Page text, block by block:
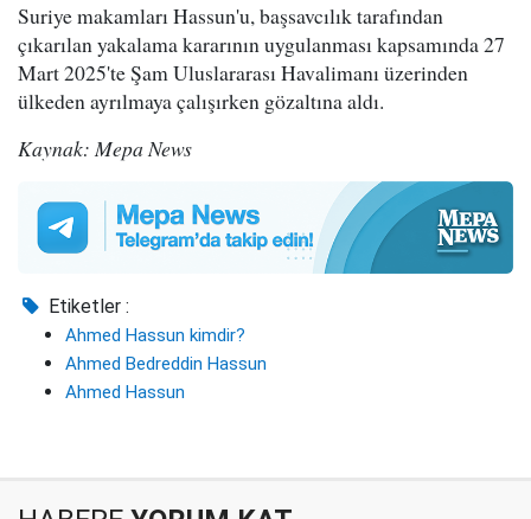
Suriye makamları Hassun'u, başsavcılık tarafından
çıkarılan yakalama kararının uygulanması kapsamında 27
Mart 2025'te Şam Uluslararası Havalimanı üzerinden
ülkeden ayrılmaya çalışırken gözaltına aldı.
Kaynak: Mepa News
Etiketler :
Ahmed Hassun kimdir?
Ahmed Bedreddin Hassun
Ahmed Hassun